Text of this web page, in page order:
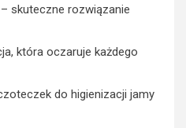
skuteczne rozwiązanie
która oczaruje każdego
do higienizacji jamy